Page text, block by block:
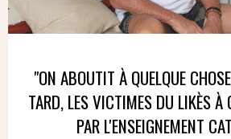
"ON ABOUTIT À QUELQUE
TARD, LES VICTIMES DU LIKÈS À
PAR L'ENSEIGNEMENT